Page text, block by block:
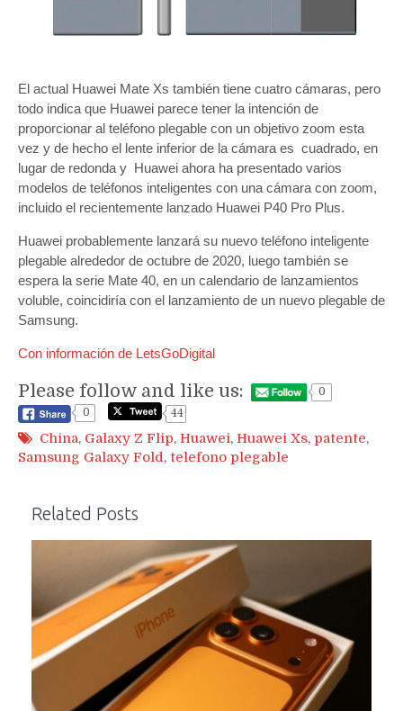
El actual Huawei Mate Xs también tiene cuatro cámaras, pero
todo indica que Huawei parece tener la intención de
proporcionar al teléfono plegable con un objetivo zoom esta
vez y de hecho el lente inferior de la cámara es cuadrado, en
lugar de redonda y Huawei ahora ha presentado varios
modelos de teléfonos inteligentes con una cámara con zoom,
incluido el recientemente lanzado Huawei P40 Pro Plus.
Huawei probablemente lanzará su nuevo teléfono inteligente
plegable alrededor de octubre de 2020, luego también se
espera la serie Mate 40, en un calendario de lanzamientos
voluble, coincidiría con el lanzamiento de un nuevo plegable de
Samsung.
Con información de LetsGoDigital
Please follow and like us:
0
0
44
China, Galaxy Z Flip, Huawei, Huawei Xs, patente,
Samsung Galaxy Fold, telefono plegable
Related Posts